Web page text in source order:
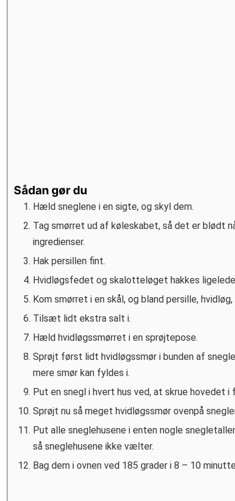
Sådan gør du
Hæld sneglene i en sigte, og skyl dem.
Tag smørret ud af køleskabet, så det er blødt
ingredienser.
Hak persillen fint.
Hvidløgsfedet og skalotteløget hakkes
Kom smørret i en skål, og bland persille,
Tilsæt lidt ekstra salt i.
Hæld hvidløgssmørret i en sprøjtepose.
Sprøjt først lidt hvidløgssmør i bunden af
mere smør kan fyldes i.
Put en snegl i hvert hus ved, at skrue hovedet i
Sprøjt nu så meget hvidløgssmør ovenpå
Put alle sneglehusene i enten nogle
så sneglehusene ikke vælter.
Bag dem i ovnen ved 185 grader i 8 – 10